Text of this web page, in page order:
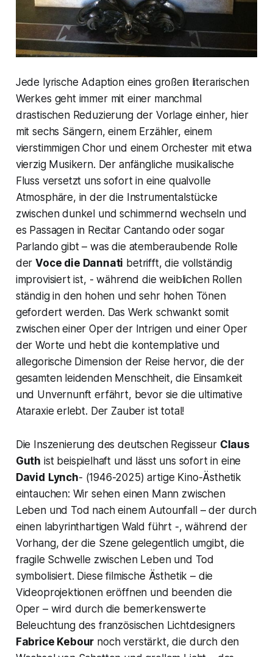
Jede lyrische Adaption eines großen literarischen
Werkes geht immer mit einer manchmal
drastischen Reduzierung der Vorlage einher, hier
mit sechs Sängern, einem Erzähler, einem
vierstimmigen Chor und einem Orchester mit etwa
vierzig Musikern. Der anfängliche musikalische
Fluss versetzt uns sofort in eine qualvolle
Atmosphäre, in der die Instrumentalstücke
zwischen dunkel und schimmernd wechseln und
es Passagen in Recitar Cantando oder sogar
Parlando gibt – was die atemberaubende Rolle
derVoce die Dannati betrifft, die vollständig
improvisiert ist, - während die weiblichen Rollen
ständig in den hohen und sehr hohen Tönen
gefordert werden. Das Werk schwankt somit
zwischen einer Oper der Intrigen und einer Oper
der Worte und hebt die kontemplative und
allegorische Dimension der Reise hervor, die der
gesamten leidenden Menschheit, die Einsamkeit
und Unvernunft erfährt, bevor sie die ultimative
Ataraxie erlebt. Der Zauber ist total!
Die Inszenierung des deutschen Regisseur Claus
Guth ist beispielhaft und lässt uns sofort in eine
David Lynch- (1946-2025) artige Kino-Ästhetik
eintauchen: Wir sehen einen Mann zwischen
Leben und Tod nach einem Autounfall – der durch
einen labyrinthartigen Wald führt -, während der
Vorhang, der die Szene gelegentlich umgibt, die
fragile Schwelle zwischen Leben und Tod
symbolisiert. Diese filmische Ästhetik – die
Videoprojektionen eröffnen und beenden die
Oper – wird durch die bemerkenswerte
Beleuchtung des französischen Lichtdesigners
Fabrice Kebour noch verstärkt, die durch den